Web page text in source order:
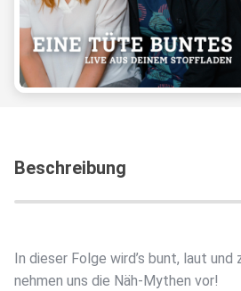
Beschreibung
In dieser Folge wird’s bunt, laut
nehmen uns die Näh-Mythen vor!